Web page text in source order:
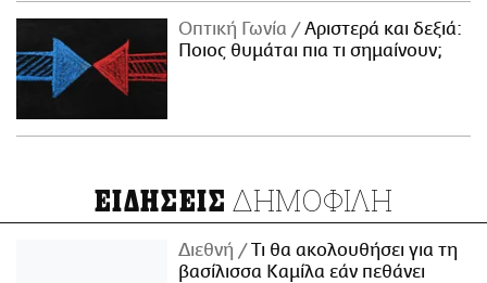
Οπτική Γωνία
Αριστερά και δεξιά:
Ποιος θυμάται πια τι σημαίνουν;
ΕΙΔΗΣΕΙΣ ΔΗΜΟΦΙΛΗ
Διεθνή
Τι θα ακολουθήσει για τη
βασίλισσα Καμίλα εάν πεθάνει